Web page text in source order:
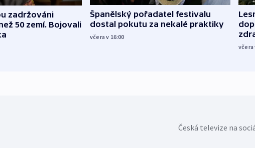
zadržováni
50 zemí. Bojovali
Španělský pořadatel festivalu
dostal pokutu za nekalé praktiky
včera v 16:00
včera
Česká televize na